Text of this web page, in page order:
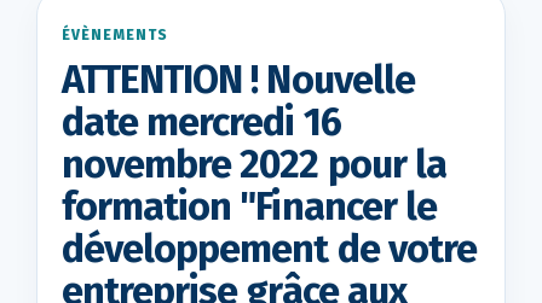
ÉVÈNEMENTS
ATTENTION ! Nouvelle
date mercredi 16
novembre 2022 pour la
formation "Financer le
développement de votre
entreprise grâce aux